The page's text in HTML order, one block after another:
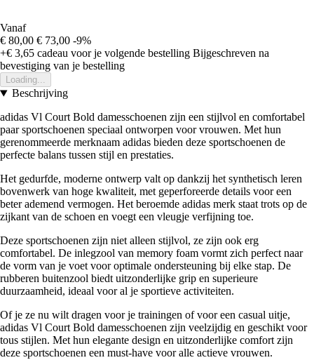
Vanaf
€ 80,00 € 73,00 -9%
+€ 3,65 cadeau voor je volgende bestelling Bijgeschreven na
bevestiging van je bestelling
Loading...
Beschrijving
adidas Vl Court Bold damesschoenen zijn een stijlvol en comfortabel
paar sportschoenen speciaal ontworpen voor vrouwen. Met hun
gerenommeerde merknaam adidas bieden deze sportschoenen de
perfecte balans tussen stijl en prestaties.
Het gedurfde, moderne ontwerp valt op dankzij het synthetisch leren
bovenwerk van hoge kwaliteit, met geperforeerde details voor een
beter ademend vermogen. Het beroemde adidas merk staat trots op de
zijkant van de schoen en voegt een vleugje verfijning toe.
Deze sportschoenen zijn niet alleen stijlvol, ze zijn ook erg
comfortabel. De inlegzool van memory foam vormt zich perfect naar
de vorm van je voet voor optimale ondersteuning bij elke stap. De
rubberen buitenzool biedt uitzonderlijke grip en superieure
duurzaamheid, ideaal voor al je sportieve activiteiten.
Of je ze nu wilt dragen voor je trainingen of voor een casual uitje,
adidas Vl Court Bold damesschoenen zijn veelzijdig en geschikt voor
tous stijlen. Met hun elegante design en uitzonderlijke comfort zijn
deze sportschoenen een must-have voor alle actieve vrouwen.